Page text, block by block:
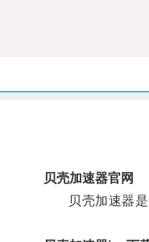
贝壳加速器官网
贝壳加速器是